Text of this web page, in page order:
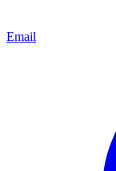
Email